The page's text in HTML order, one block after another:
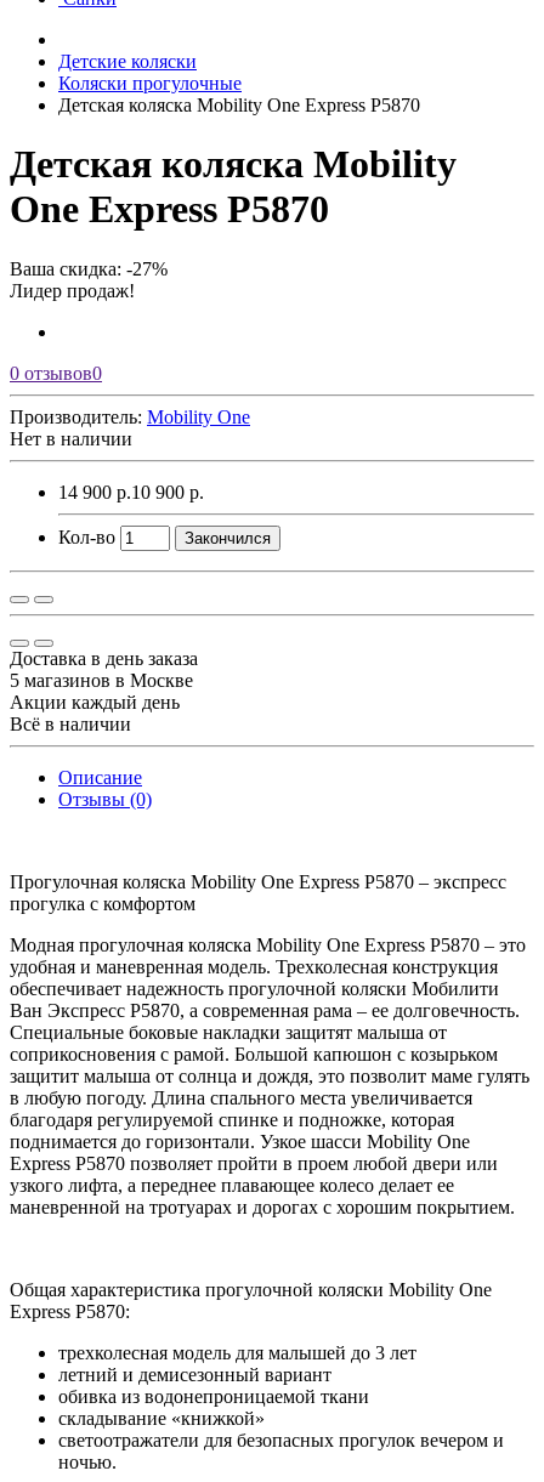
Детские коляски
Коляски прогулочные
Детская коляска Mobility One Express P5870
Детская коляска Mobility
One Express P5870
Ваша скидка: -27%
Лидер продаж!
0 отзывов0
Производитель: Mobility One
Нет в наличии
14 900 р.10 900 р.
Кол-во Закончился
Доставка в день заказа
5 магазинов в Москве
Акции каждый день
Всё в наличии
Описание
Отзывы (0)
Прогулочная коляска Mobility One Express P5870 – экспресс
прогулка с комфортом
Модная прогулочная коляска Mobility One Express P5870 – это
удобная и маневренная модель. Трехколесная конструкция
обеспечивает надежность прогулочной коляски Мобилити
Ван Экспресс P5870, а современная рама – ее долговечность.
Специальные боковые накладки защитят малыша от
соприкосновения с рамой. Большой капюшон с козырьком
защитит малыша от солнца и дождя, это позволит маме гулять
в любую погоду. Длина спального места увеличивается
благодаря регулируемой спинке и подножке, которая
поднимается до горизонтали. Узкое шасси Mobility One
Express P5870 позволяет пройти в проем любой двери или
узкого лифта, а переднее плавающее колесо делает ее
маневренной на тротуарах и дорогах с хорошим покрытием.
Общая характеристика прогулочной коляски Mobility One
Express P5870:
трехколесная модель для малышей до 3 лет
летний и демисезонный вариант
обивка из водонепроницаемой ткани
складывание «книжкой»
светоотражатели для безопасных прогулок вечером и
ночью.